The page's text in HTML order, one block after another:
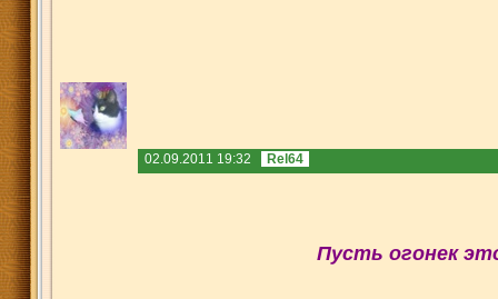
02.09.2011 19:32 Rel64
Пусть огонек